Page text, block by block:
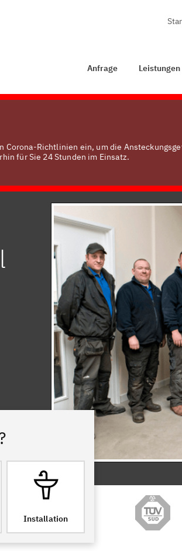
Anfrage Leistungen
Corona-Richtlinien ein, um die
für Sie 24 Stunden im Einsatz.
Installation